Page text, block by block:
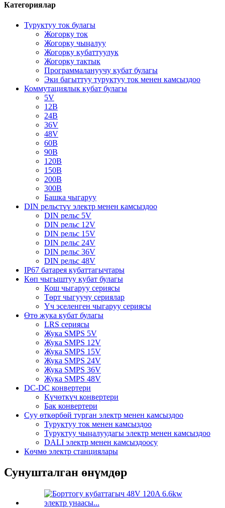
Категориялар
Туруктуу ток булагы
Жогорку ток
Жогорку чыңалуу
Жогорку кубаттуулук
Жогорку тактык
Программалануучу кубат булагы
Эки багыттуу туруктуу ток менен камсыздоо
Коммутациялык кубат булагы
5V
12В
24В
36V
48V
60В
90В
120В
150В
200В
300В
Башка чыгаруу
DIN рельстүү электр менен камсыздоо
DIN рельс 5V
DIN рельс 12V
DIN рельс 15V
DIN рельс 24V
DIN рельс 36V
DIN рельс 48V
IP67 батарея кубаттагычтары
Көп чыгыштуу кубат булагы
Кош чыгаруу сериясы
Төрт чыгуучу сериялар
Үч эселенген чыгаруу сериясы
Өтө жука кубат булагы
LRS сериясы
Жука SMPS 5V
Жука SMPS 12V
Жука SMPS 15V
Жука SMPS 24V
Жука SMPS 36V
Жука SMPS 48V
DC-DC конвертери
Күчөткүч конвертери
Бак конвертери
Суу өткөрбөй турган электр менен камсыздоо
Туруктуу ток менен камсыздоо
Туруктуу чыңалуудагы электр менен камсыздоо
DALI электр менен камсыздоосу
Көчмө электр станциялары
Сунушталган өнүмдөр